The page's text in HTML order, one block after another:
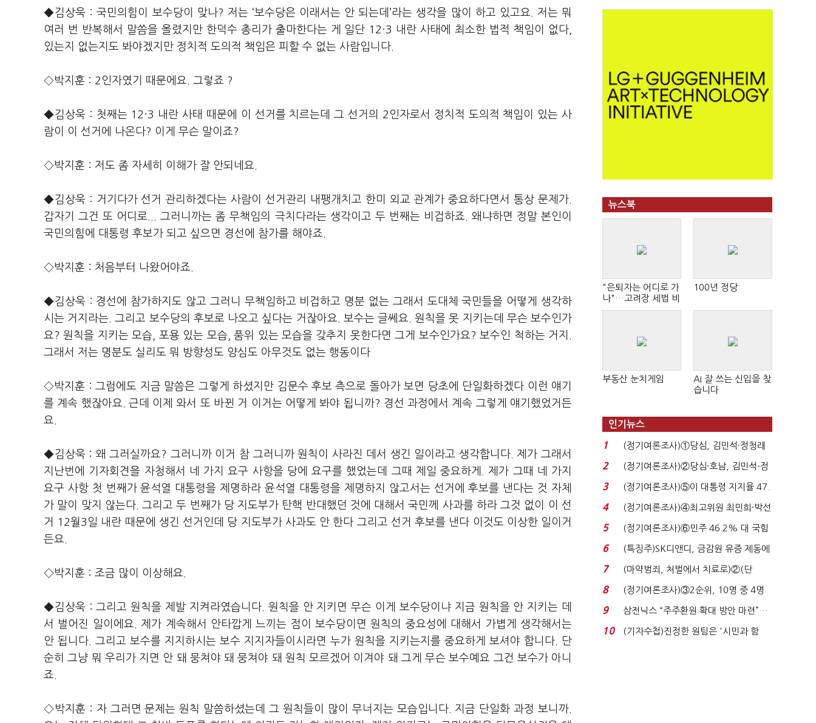
◆김상욱 : 국민의힘이 보수당이 맞나? 저는 ‘보수당은 이래서는 안 되는데’라는 생각을 많이 하고 있고요. 저는 뭐
여러 번 반복해서 말씀을 올렸지만 한덕수 총리가 출마한다는 게 일단 12·3 내란 사태에 최소한 법적 책임이 없다,
있는지 없는지도 봐야겠지만 정치적 도의적 책임은 피할 수 없는 사람입니다.
◇박지훈 : 2인자였기 때문에요. 그렇죠 ?
◆김상욱 : 첫째는 12·3 내란 사태 때문에 이 선거를 치르는데 그 선거의 2인자로서 정치적 도의적 책임이 있는 사
람이 이 선거에 나온다? 이게 무슨 말이죠?
◇박지훈 : 저도 좀 자세히 이해가 잘 안되네요.
◆김상욱 : 거기다가 선거 관리하겠다는 사람이 선거관리 내팽개치고 한미 외교 관계가 중요하다면서 통상 문제가.
갑자기 그건 또 어디로... 그러니까는 좀 무책임의 극치다라는 생각이고 두 번째는 비겁하죠. 왜냐하면 정말 본인이
국민의힘에 대통령 후보가 되고 싶으면 경선에 참가를 해야죠.
◇박지훈 : 처음부터 나왔어야죠.
◆김상욱 : 경선에 참가하지도 않고 그러니 무책임하고 비겁하고 명분 없는 그래서 도대체 국민들을 어떻게 생각하
시는 거지라는. 그리고 보수당의 후보로 나오고 싶다는 거잖아요. 보수는 글쎄요. 원칙을 못 지키는데 무슨 보수인가
요? 원칙을 지키는 모습, 포용 있는 모습, 품위 있는 모습을 갖추지 못한다면 그게 보수인가요? 보수인 척하는 거지.
그래서 저는 명분도 실리도 뭐 방향성도 양심도 아무것도 없는 행동이다
◇박지훈 : 그럼에도 지금 말씀은 그렇게 하셨지만 김문수 후보 측으로 돌아가 보면 당초에 단일화하겠다 이런 얘기
를 계속 했잖아요. 근데 이제 와서 또 바뀐 거 이거는 어떻게 봐야 됩니까? 경선 과정에서 계속 그렇게 얘기했었거든
요.
◆김상욱 : 왜 그러실까요? 그러니까 이거 참 그러니까 원칙이 사라진 데서 생긴 일이라고 생각합니다. 제가 그래서
지난번에 기자회견을 자청해서 네 가지 요구 사항을 당에 요구를 했었는데 그때 제일 중요하게. 제가 그때 네 가지
요구 사항 첫 번째가 윤석열 대통령을 제명하라 윤석열 대통령을 제명하지 않고서는 선거에 후보를 낸다는 것 자체
가 말이 맞지 않는다. 그리고 두 번째가 당 지도부가 탄핵 반대했던 것에 대해서 국민께 사과를 하라 그것 없이 이 선
거 12월3일 내란 때문에 생긴 선거인데 당 지도부가 사과도 안 한다 그리고 선거 후보를 낸다 이것도 이상한 일이거
든요.
◇박지훈 : 조금 많이 이상해요.
◆김상욱 : 그리고 원칙을 제발 지켜라였습니다. 원칙을 안 지키면 무슨 이게 보수당이냐 지금 원칙을 안 지키는 데
서 벌어진 일이에요. 제가 계속해서 안타깝게 느끼는 점이 보수당이면 원칙의 중요성에 대해서 가볍게 생각해서는
안 됩니다. 그리고 보수를 지지하시는 보수 지지자들이시라면 누가 원칙을 지키는지를 중요하게 보셔야 합니다. 단
순히 그냥 뭐 우리가 지면 안 돼 뭉쳐야 돼 뭉쳐야 돼 원칙 모르겠어 이겨야 돼 그게 무슨 보수예요 그건 보수가 아니
죠.
◇박지훈 : 자 그러면 문제는 원칙 말씀하셨는데 그 원칙들이 많이 무너지는 모습입니다. 지금 단일화 과정 보니까.
뉴스북
"은퇴자는 어디로 가
나"…고려장 세법 비
판 확산
100년 정당
부동산 눈치게임
AI 잘 쓰는 신입을 찾
습니다
인기뉴스
1
(정기여론조사)①당심, 김민석·정청래
'초접전'…대통령 ...
2
(정기여론조사)②당심·호남, 김민석-정
청래 '초접전'...
3
(정기여론조사)⑤이 대통령 지지율 47.
7%…일주일 만에 ...
4
(정기여론조사)④최고위원 최민희·박선
원 '양강'…서미...
5
(정기여론조사)⑥민주 46.2% 대 국힘
31.0%…오차범위 밖 ...
6
(특징주)SK디앤디, 금감원 유증 제동에
장 초반 상한가...
7
(마약범죄, 처벌에서 치료로)②(단
독)"마약은 전염병…여성...
8
(정기여론조사)③2순위, 10명 중 4명
'송영길'…정청래 '한 ...
9
삼전닉스 “주주환원 확대 방안 마련”…
로이터에 성명...
10
(기자수첩)진정한 원팀은 '시민과 함